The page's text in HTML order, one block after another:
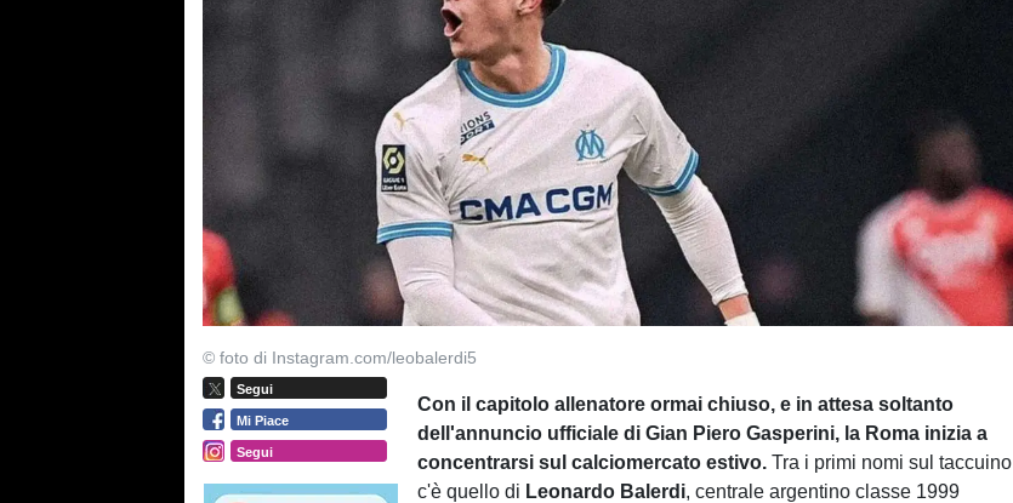
© foto di Instagram.com/leobalerdi5
Segui
Mi Piace
Segui
Con il capitolo allenatore ormai chiuso, e in attesa soltanto
dell'annuncio ufficiale di Gian Piero Gasperini, la Roma inizia a
concentrarsi sul calciomercato estivo. Tra i primi nomi sul taccuino
c'è quello di Leonardo Balerdi, centrale argentino classe 1999